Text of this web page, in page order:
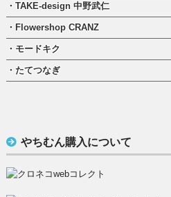
・TAKE-design 中野武仁
・Flowershop CRANZ
・モードキク
・たてつなぎ
やちむん購入について